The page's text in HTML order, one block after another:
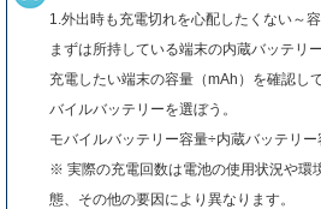
1.外出時も充電切れを心配したくない～
まずは所持している端末の内蔵バッテリ
充電したい端末の容量（mAh）を確認し
バイルバッテリーを選ぼう。
モバイルバッテリー容量÷内蔵バッテリ
※ 実際の充電回数は電池の使用状況や環
態、その他の要因により異なります。